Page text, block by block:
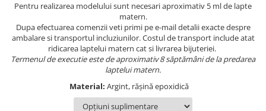
Pentru realizarea modelului sunt necesari aproximativ 5 ml de lapte
matern.
Dupa efectuarea comenzii veti primi pe e-mail detalii exacte despre
ambalare si transportul incluziunilor. Costul de transport include atat
ridicarea laptelui matern cat si livrarea bijuteriei.
Termenul de executie este de aproximativ 8 săptămâni de la predarea
laptelui matern.
Material: Argint, rășină epoxidică